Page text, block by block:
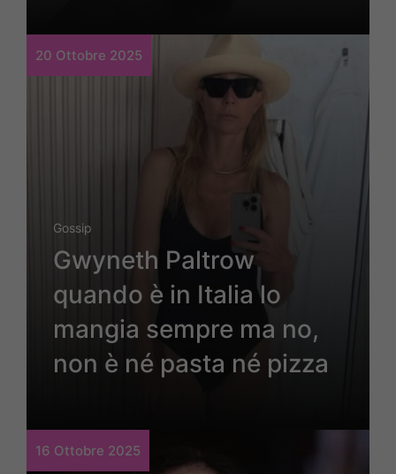
20 Ottobre 2025
Gossip
Gwyneth Paltrow
quando è in Italia lo
mangia sempre ma no,
non è né pasta né pizza
16 Ottobre 2025